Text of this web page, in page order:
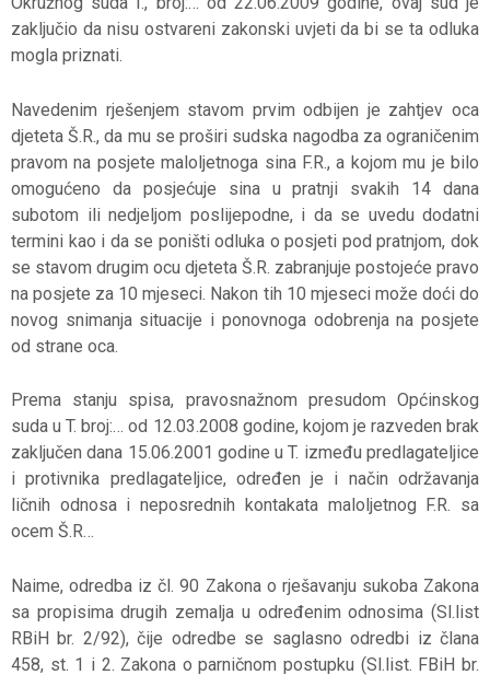
zaključio da nisu ostvareni zakonski uvjeti da bi se ta odluka
mogla priznati.
Navedenim rješenjem stavom prvim odbijen je zahtjev oca
djeteta Š.R., da mu se proširi sudska nagodba za ograničenim
pravom na posjete maloljetnoga sina F.R., a kojom mu je bilo
omogućeno da posjećuje sina u pratnji svakih 14 dana
subotom ili nedjeljom poslijepodne, i da se uvedu dodatni
termini kao i da se poništi odluka o posjeti pod pratnjom, dok
se stavom drugim ocu djeteta Š.R. zabranjuje postojeće pravo
na posjete za 10 mjeseci. Nakon tih 10 mjeseci može doći do
novog snimanja situacije i ponovnoga odobrenja na posjete
od strane oca.
Prema stanju spisa, pravosnažnom presudom Općinskog
suda u T. broj:… od 12.03.2008 godine, kojom je razveden brak
zaključen dana 15.06.2001 godine u T. između predlagateljice
i protivnika predlagateljice, određen je i način održavanja
ličnih odnosa i neposrednih kontakata maloljetnog F.R. sa
ocem Š.R…
Naime, odredba iz čl. 90 Zakona o rješavanju sukoba Zakona
sa propisima drugih zemalja u određenim odnosima (Sl.list
RBiH br. 2/92), čije odredbe se saglasno odredbi iz člana
458, st. 1 i 2. Zakona o parničnom postupku (Sl.list. FBiH br.